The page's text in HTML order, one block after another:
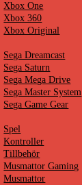
Xbox One
Xbox 360
Xbox Original
Sega Dreamcast
Sega Saturn
Sega Mega Drive
Sega Master System
Sega Game Gear
Spel
Kontroller
Tillbehör
Musmattor Gaming
Musmattor